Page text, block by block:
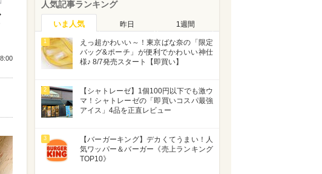
人気記事ランキング
いま人気 昨日 1週間
1
えっ超かわいい～！東京ばな奈の「限定
バッグ&ポーチ」が便利でかわいい神仕
様♪ 8/7発売スタート【即買い】
2
【シャトレーゼ】1個100円以下でも激ウ
マ！シャトレーゼの「即買いコスパ最強
アイス」4品を正直レビュー
3
【バーガーキング】デカくてうまい！人
気ワッパー＆バーガー《売上ランキング
TOP10》